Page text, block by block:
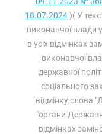
18.07.2024)( У
виконавчої влади
в усіх відмінках
виконавчої
державної
соціального
відмінку;слова
"органи
відмінках